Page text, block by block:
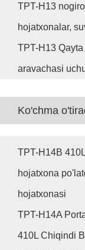
TPT-H13
hojatxonalar,
TPT-H13
aravachasi
Ko'chma
TPT-H14B
hojatxona
hojatxonasi
TPT-H14A
410L Chiqindi